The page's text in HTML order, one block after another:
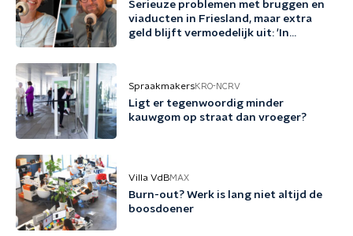
Serieuze problemen met bruggen en
viaducten in Friesland, maar extra
geld blijft vermoedelijk uit: 'In
SpraakmakersKRO-NCRV
Ligt er tegenwoordig minder
kauwgom op straat dan vroeger?
Villa VdBMAX
Burn-out? Werk is lang niet altijd de
boosdoener